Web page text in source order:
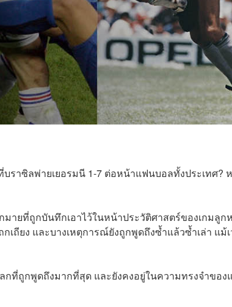
ราซิลพ่ายเยอรมนี 1-7 ต่อหน้าแฟนบอลทั้งประเทศ?
ายที่ถูกบันทึกเอาไว้ในหน้าประวัติศาสตร์ของเกมลูก
ถียง และบางเหตุการณ์ยังถูกพูดถึงซ้ำแล้วซ้ำเล่า แม้
กที่ถูกพูดถึงมากที่สุด และยังคงอยู่ในความทรงจำของ